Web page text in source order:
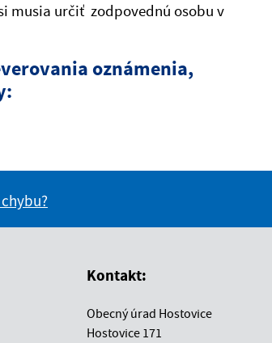
musia určiť zodpovednú osobu v
oznámenia,
Kontakt:
Obecný úrad Hostovice
Hostovice 171